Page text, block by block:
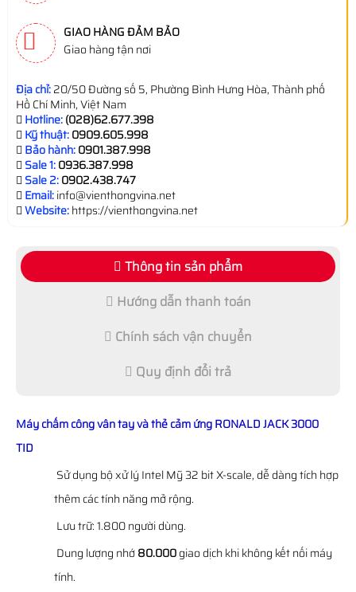
GIAO HÀNG ĐẢM BẢO
Giao hàng tận nơi
Địa chỉ:20/50 Đường số 5, Phường Bình Hưng Hòa, Thành phố
Hồ Chí Minh, Việt Nam
Hotline:(028)62.677.398
Kỹ thuật:0909.605.998
Bảo hành:0901.387.998
Sale 1:0936.387.998
Sale 2:0902.438.747
Email:info@vienthongvina.net
Website:https://vienthongvina.net
Thông tin sản phẩm
Hướng dẫn thanh toán
Chính sách vận chuyển
Quy định đổi trả
Máy chấm công vân tay và thẻ cảm ứng RONALD JACK 3000
TID
Sử dụng bộ xử lý Intel Mỹ 32 bit X-scale, dễ dàng tích hợp
thêm các tính năng mở rộng.
Lưu trữ: 1.800 người dùng.
Dung lượng nhớ80.000giao dịch khi không kết nối máy
tính.